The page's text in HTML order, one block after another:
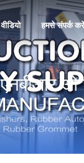
वीडियो हमसे संपर्क करें
एनबीआर ओ